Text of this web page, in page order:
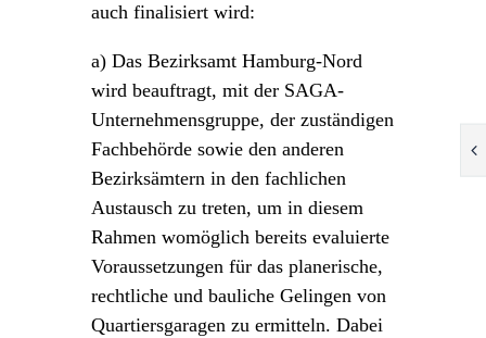
auch finalisiert wird:
a) Das Bezirksamt Hamburg-Nord
wird beauftragt, mit der SAGA-
Unternehmensgruppe, der zuständigen
Fachbehörde sowie den anderen
Bezirksämtern in den fachlichen
Austausch zu treten, um in diesem
Rahmen womöglich bereits evaluierte
Voraussetzungen für das planerische,
rechtliche und bauliche Gelingen von
Quartiersgaragen zu ermitteln. Dabei